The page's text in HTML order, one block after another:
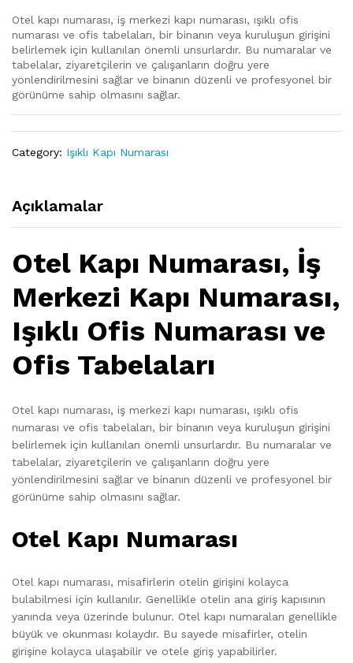
Otel kapı numarası, iş merkezi kapı numarası, ışıklı ofis
numarası ve ofis tabelaları, bir binanın veya kuruluşun girişini
belirlemek için kullanılan önemli unsurlardır. Bu numaralar ve
tabelalar, ziyaretçilerin ve çalışanların doğru yere
yönlendirilmesini sağlar ve binanın düzenli ve profesyonel bir
görünüme sahip olmasını sağlar.
Category: Işıklı Kapı Numarası
Açıklamalar
Otel Kapı Numarası, İş
Merkezi Kapı Numarası,
Işıklı Ofis Numarası ve
Ofis Tabelaları
Otel kapı numarası, iş merkezi kapı numarası, ışıklı ofis
numarası ve ofis tabelaları, bir binanın veya kuruluşun girişini
belirlemek için kullanılan önemli unsurlardır. Bu numaralar ve
tabelalar, ziyaretçilerin ve çalışanların doğru yere
yönlendirilmesini sağlar ve binanın düzenli ve profesyonel bir
görünüme sahip olmasını sağlar.
Otel Kapı Numarası
Otel kapı numarası, misafirlerin otelin girişini kolayca
bulabilmesi için kullanılır. Genellikle otelin ana giriş kapısının
yanında veya üzerinde bulunur. Otel kapı numaraları genellikle
büyük ve okunması kolaydır. Bu sayede misafirler, otelin
girişine kolayca ulaşabilir ve otele giriş yapabilirler.